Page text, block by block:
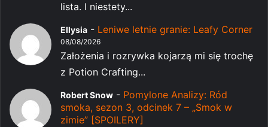
lista. I niestety...
Ellysia - Leniwe letnie granie: Leafy Corner
08/08/2026
Założenia i rozrywka kojarzą mi się trochę
z Potion Crafting...
Robert Snow - Pomylone Analizy: Ród
smoka, sezon 3, odcinek 7 – „Smok w
zimie” [SPOILERY]